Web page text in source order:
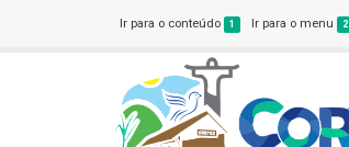
Ir para o conteúdo 1 Ir para o menu 2